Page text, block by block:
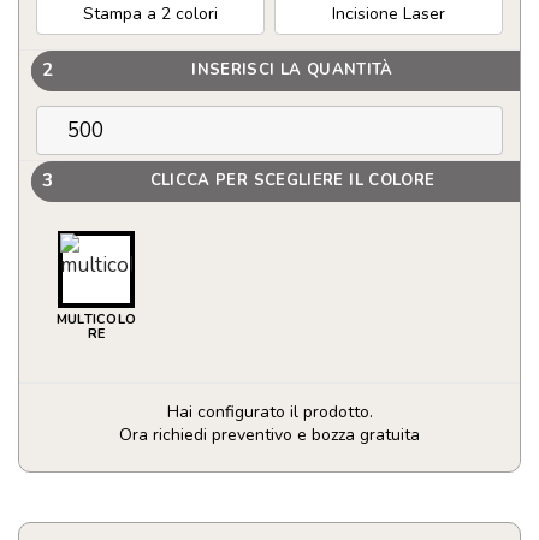
Stampa a 2 colori Incisione Laser
2 INSERISCI LA QUANTITÀ
3 CLICCA PER SCEGLIERE IL COLORE
MULTICOLO
RE
Hai configurato il prodotto.
Ora richiedi preventivo e bozza gratuita
Erogatore
spray